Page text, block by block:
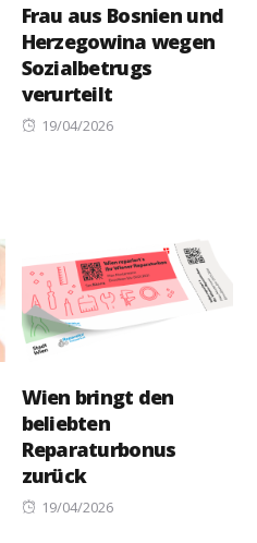
Frau aus Bosnien und
Herzegowina wegen
Sozialbetrugs
verurteilt
Posted
19/04/2026
Wien bringt den
beliebten
Reparaturbonus
zurück
Posted
19/04/2026